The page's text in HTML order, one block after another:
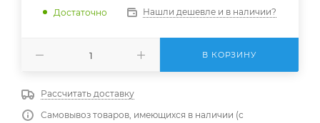
Достаточно Нашли дешевле и в наличии?
В КОРЗИНУ
Рассчитать доставку
Самовывоз товаров, имеющихся в наличии (с